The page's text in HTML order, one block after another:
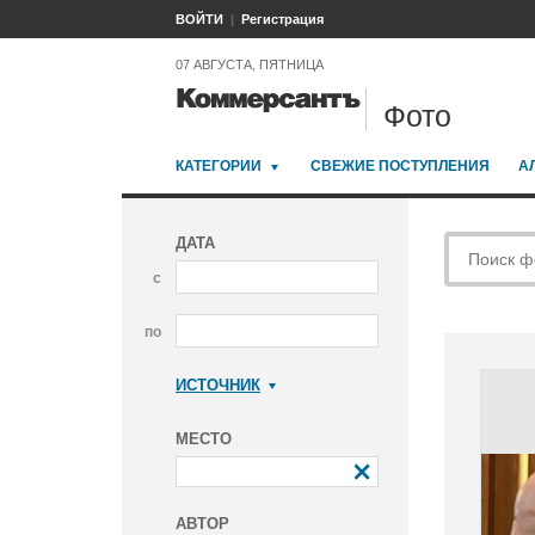
ВОЙТИ Регистрация
07 АВГУСТА, ПЯТНИЦА
Фото
КАТЕГОРИИ СВЕЖИЕ ПОСТУПЛЕНИЯ
ДАТА
с
по
ИСТОЧНИК
МЕСТО
АВТОР